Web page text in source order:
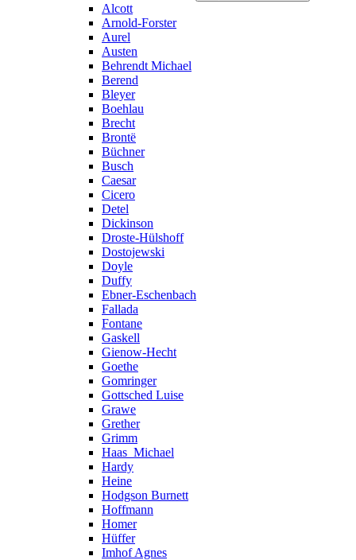
Alcott
Arnold-Forster
Aurel
Austen
Behrendt Michael
Berend
Bleyer
Boehlau
Brecht
Brontë
Büchner
Busch
Caesar
Cicero
Detel
Dickinson
Droste-Hülshoff
Dostojewski
Doyle
Duffy
Ebner-Eschenbach
Fallada
Fontane
Gaskell
Gienow-Hecht
Goethe
Gomringer
Gottsched Luise
Grawe
Grether
Grimm
Haas_Michael
Hardy
Heine
Hodgson Burnett
Hoffmann
Homer
Hüffer
Imhof Agnes